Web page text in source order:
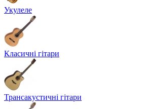
Укулеле
Класичні гітари
Трансакустичні гітари